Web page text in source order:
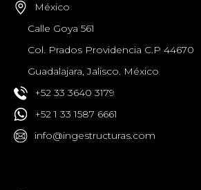
México
Calle Goya 561
Col. Prados Providencia C.P 44670
Guadalajara, Jalisco. México
+52 33 3640 3179
+52 1 33 1587 6661
info@ingestructuras.com